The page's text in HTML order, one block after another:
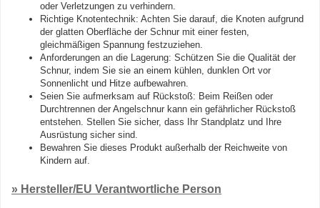
oder Verletzungen zu verhindern.
Richtige Knotentechnik: Achten Sie darauf, die Knoten aufgrund
der glatten Oberfläche der Schnur mit einer festen,
gleichmäßigen Spannung festzuziehen.
Anforderungen an die Lagerung: Schützen Sie die Qualität der
Schnur, indem Sie sie an einem kühlen, dunklen Ort vor
Sonnenlicht und Hitze aufbewahren.
Seien Sie aufmerksam auf Rückstoß: Beim Reißen oder
Durchtrennen der Angelschnur kann ein gefährlicher Rückstoß
entstehen. Stellen Sie sicher, dass Ihr Standplatz und Ihre
Ausrüstung sicher sind.
Bewahren Sie dieses Produkt außerhalb der Reichweite von
Kindern auf.
» Hersteller/EU Verantwortliche Person